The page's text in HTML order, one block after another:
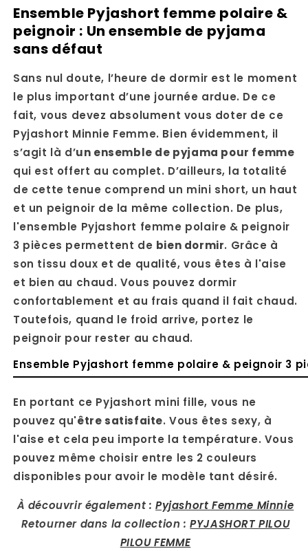
Ensemble Pyjashort femme polaire &
peignoir : Un ensemble de pyjama
sans défaut
Sans nul doute, l’heure de dormir est le moment
le plus important d’une journée ardue. De ce
fait, vous devez absolument vous doter de ce
Pyjashort Minnie Femme. Bien évidemment, il
s’agit là d’un ensemble de pyjama pour femme
qui est offert au complet. D’ailleurs, la totalité
de cette tenue comprend un mini short, un haut
et un peignoir de la même collection. De plus,
l'ensemble Pyjashort femme polaire & peignoir
3 pièces permettent de bien dormir. Grâce à
son tissu doux et de qualité, vous êtes à l'aise
et bien au chaud. Vous pouvez dormir
confortablement et au frais quand il fait chaud.
Toutefois, quand le froid arrive, portez le
peignoir pour rester au chaud.
Ensemble Pyjashort femme polaire & peignoir 3
En portant ce Pyjashort mini fille, vous ne
pouvez qu'être satisfaite. Vous êtes sexy, à
l'aise et cela peu importe la température. Vous
pouvez même choisir entre les 2 couleurs
disponibles pour avoir le modèle tant désiré.
À découvrir également :Pyjashort Femme Minnie
Retourner dans la collection :PYJASHORT PILOU
PILOU FEMME